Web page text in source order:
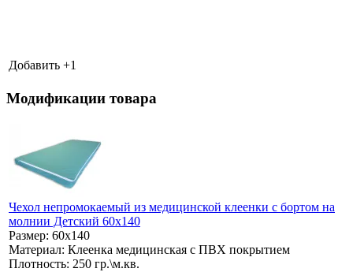
Добавить +1
Модификации товара
Чехол непромокаемый из медицинской клеенки с бортом на
молнии Детский 60х140
Размер: 60х140
Материал: Клеенка медицинская с ПВХ покрытием
Плотность: 250 гр.\м.кв.